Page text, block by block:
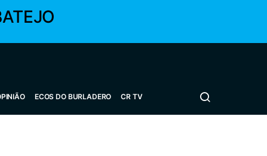
ECOS DO BURLADERO CR TV